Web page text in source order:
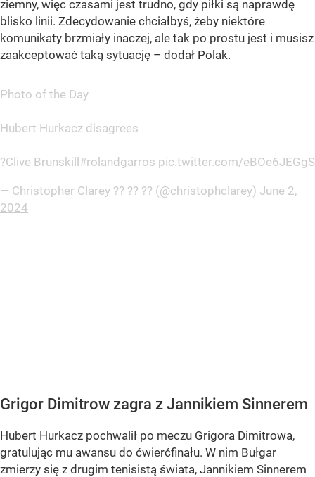
ziemny, więc czasami jest trudno, gdy piłki są naprawdę
blisko linii. Zdecydowanie chciałbyś, żeby niektóre
komunikaty brzmiały inaczej, ale tak po prostu jest i musisz
zaakceptować taką sytuację – dodał Polak.
Photo of the Day
Hubert Hurkacz disagrees
?Clive Brunskill #rolandgarros pic.twitter.com/eBOe6JEGgS
— Christopher Clarey ?? ?? ?? (@christophclarey) June 2,
2024
Grigor Dimitrow zagra z Jannikiem Sinnerem
Hubert Hurkacz pochwalił po meczu Grigora Dimitrowa,
gratulując mu awansu do ćwierćfinału. W nim Bułgar
zmierzy się z drugim tenisistą świata, Jannikiem Sinnerem